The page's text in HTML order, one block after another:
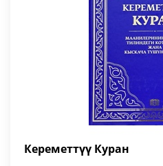
Кереметтүү Куран